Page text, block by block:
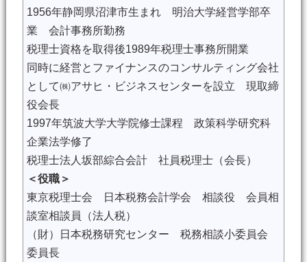
1956年静岡県沼津市生まれ 明治大学経営学部卒
業 会計事務所勤務
税理士資格を取得後1989年税理士事務所開業
同時に経営とファイナンスのコンサルティング会社
として㈱アサヒ・ビジネスセンターを設立 現取締
役会長
1997年筑波大学大学院修士課程 政策科学研究科
企業法学修了
税理士法人坂部綜合会計 社員税理士（会長）
＜役職＞
東京税理士会 日本税務会計学会 相談役 会員相
談室相談員（法人税）
（財）日本税務研究センター 税務相談小委員会
委員長